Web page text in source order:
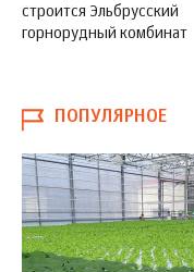
строится Эльбрусский
горнорудный комбинат
ПОПУЛЯРНОЕ